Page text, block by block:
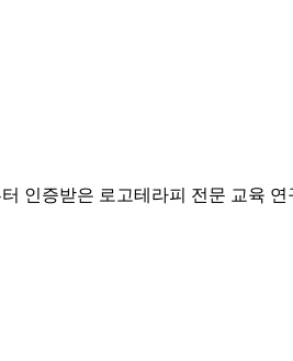
인증받은 로고테라피 전문 교육